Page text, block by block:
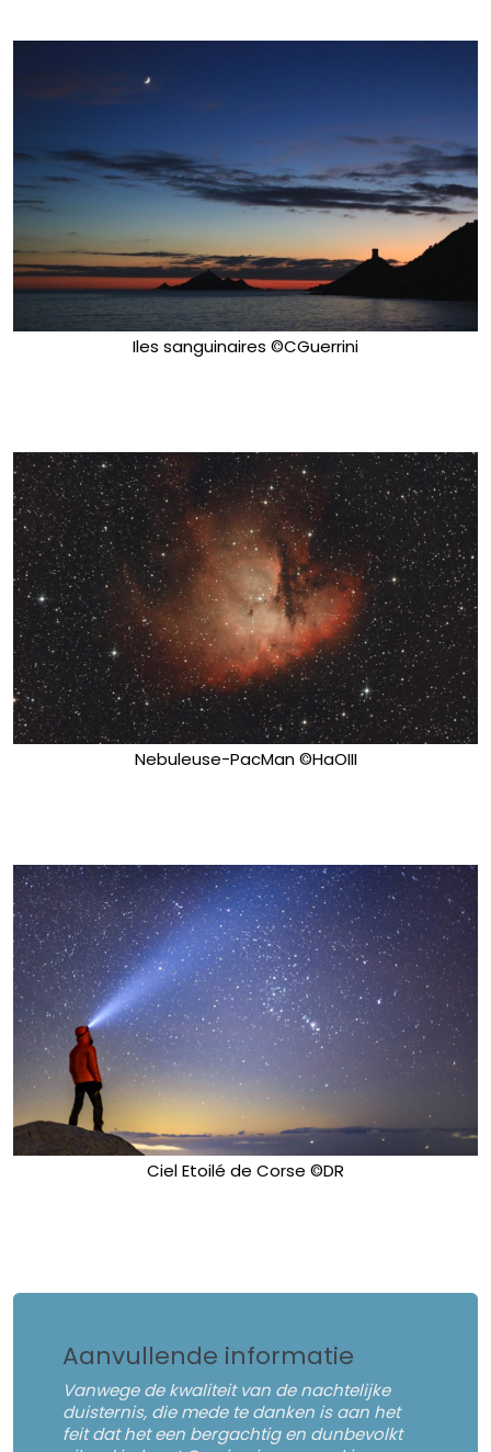
Iles sanguinaires ©CGuerrini
Nebuleuse-PacMan ©HaOIII
Ciel Etoilé de Corse ©DR
Aanvullende informatie
Vanwege de kwaliteit van de nachtelijke
duisternis, die mede te danken is aan het
feit dat het een bergachtig en dunbevolkt